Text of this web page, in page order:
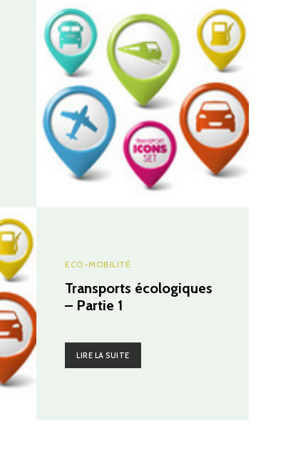
ECO-MOBILITÉ
Transports écologiques
– Partie 1
LIRE LA SUITE